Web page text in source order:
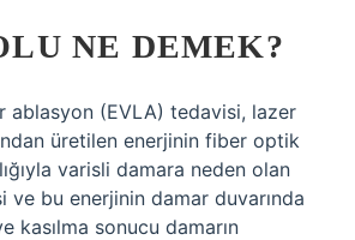
NE DEMEK?
ablasyon (EVLA) tedavisi, lazer
üretilen enerjinin fiber optik
varisli damara neden olan
ve bu enerjinin damar duvarında
kasılma sonucu damarın